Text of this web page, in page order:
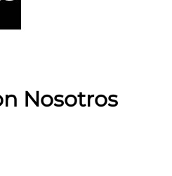
Nosotros